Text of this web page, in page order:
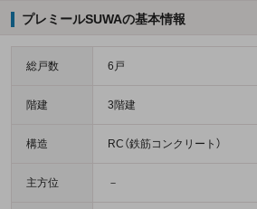
プレミールSUWAの基本情報
総戸数 6戸
階建 3階建
構造 RC（鉄筋コンクリート）
主方位 －